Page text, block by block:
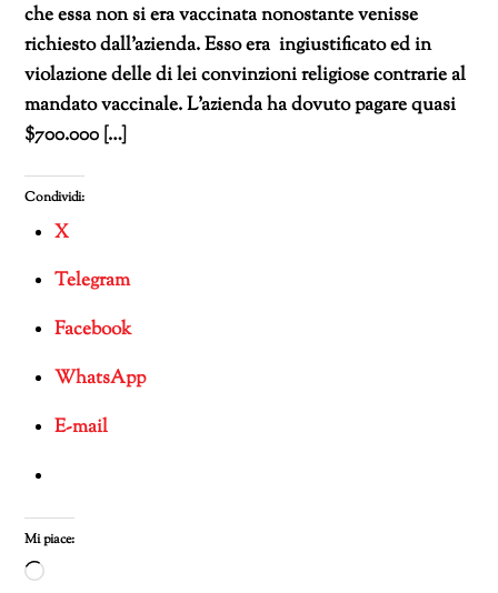
che essa non si era vaccinata nonostante venisse
richiesto dall’azienda. Esso era ingiustificato ed in
violazione delle di lei convinzioni religiose contrarie al
mandato vaccinale. L’azienda ha dovuto pagare quasi
$700.000 […]
Condividi:
X
Telegram
Facebook
WhatsApp
E-mail
Mi piace:
Caricamento